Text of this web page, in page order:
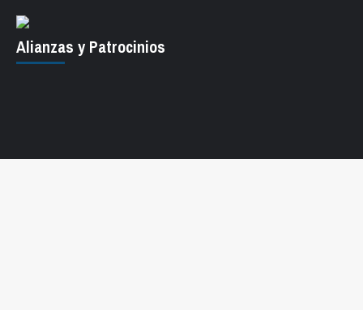
Alianzas y Patrocinios